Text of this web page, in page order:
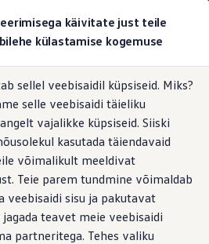
käivitate just teile
külastamise kogemuse
sellel veebisaidil küpsiseid. Miks?
selle veebisaidi täieliku
vajalikke küpsiseid. Siiski
kasutada täiendavaid
võimalikult meeldivat
Teie parem tundmine võimaldab
veebisaidi sisu ja pakutavat
teavet meie veebisaidi
partneritega. Tehes valiku
Igaks ülesandeks valmis
e-pood
e-pood
sinu uuele Volkswagenile!
äpi video